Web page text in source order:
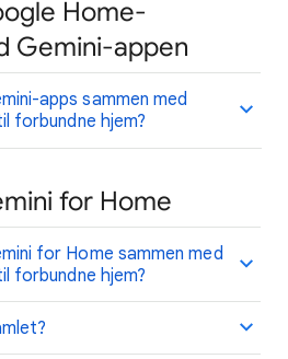
Home-
Gemini-appen
apps sammen med
forbundne hjem?
for Home
for Home sammen med
forbundne hjem?